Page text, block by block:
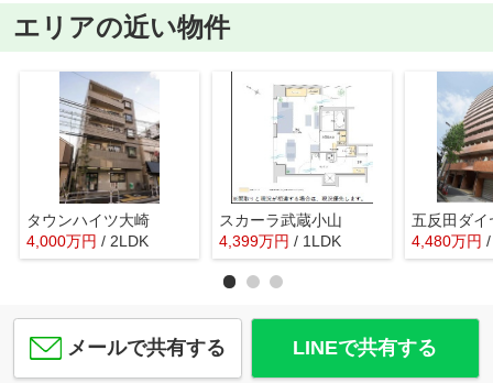
エリアの近い物件
タウンハイツ大崎
4,000万円 / 2LDK
スカーラ武蔵小山
4,399万円 / 1LDK 4,480万円
メールで共有する LINEで共有する